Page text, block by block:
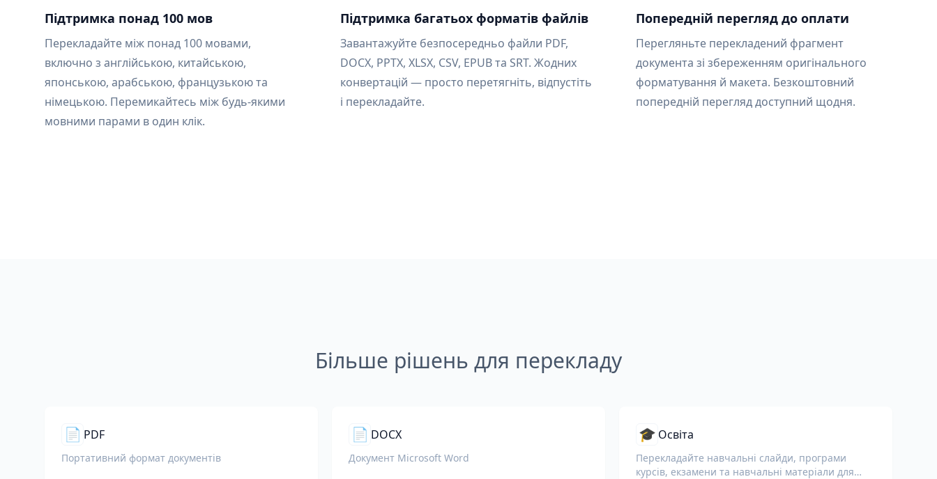
Підтримка понад 100 мов
Перекладайте між понад 100 мовами,
включно з англійською, китайською,
японською, арабською, французькою та
німецькою. Перемикайтесь між будь-якими
мовними парами в один клік.
Підтримка багатьох форматів файлів
Завантажуйте безпосередньо файли PDF,
DOCX, PPTX, XLSX, CSV, EPUB та SRT. Жодних
конвертацій — просто перетягніть, відпустіть
і перекладайте.
Попередній перегляд до оплати
Перегляньте перекладений фрагмент
документа зі збереженням оригінального
форматування й макета. Безкоштовний
попередній перегляд доступний щодня.
Більше рішень для перекладу
📄 PDF
Портативний формат документів
📄 DOCX
Документ Microsoft Word
🎓 Освіта
Перекладайте навчальні слайди, програми
курсів, екзамени та навчальні матеріали для